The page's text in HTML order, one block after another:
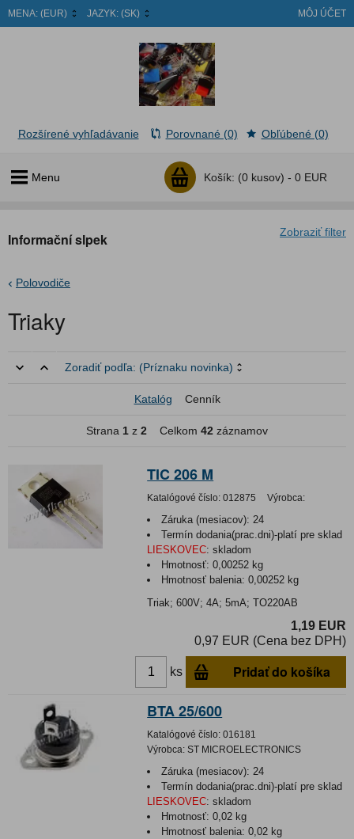
MENA: (EUR) JAZYK: (SK) MÔJ ÚČET
Menu Košík: (0 kusov) - 0 EUR
Rozšírené vyhľadávanie Porovnané (0) Obľúbené (0)
Zobraziť filter
Informační slpek
Polovodiče
Triaky
Zoradiť podľa: (Príznaku novinka)
Katalóg Cenník
Strana 1 z 2 Celkom 42 záznamov
TIC 206 M
Katalógové číslo: 012875 Výrobca:
Záruka (mesiacov): 24
Termín dodania(prac.dni)-platí pre sklad
LIESKOVEC: skladom
Hmotnosť:0,00252 kg
Hmotnosť balenia:0,00252 kg
Triak; 600V; 4A; 5mA; TO220AB
1,19 EUR
0,97 EUR (Cena bez DPH)
ks Pridať do košíka
BTA 25/600
Katalógové číslo: 016181
Výrobca: ST MICROELECTRONICS
Záruka (mesiacov): 24
Termín dodania(prac.dni)-platí pre sklad
LIESKOVEC: skladom
Hmotnosť:0,02 kg
Hmotnosť balenia:0,02 kg